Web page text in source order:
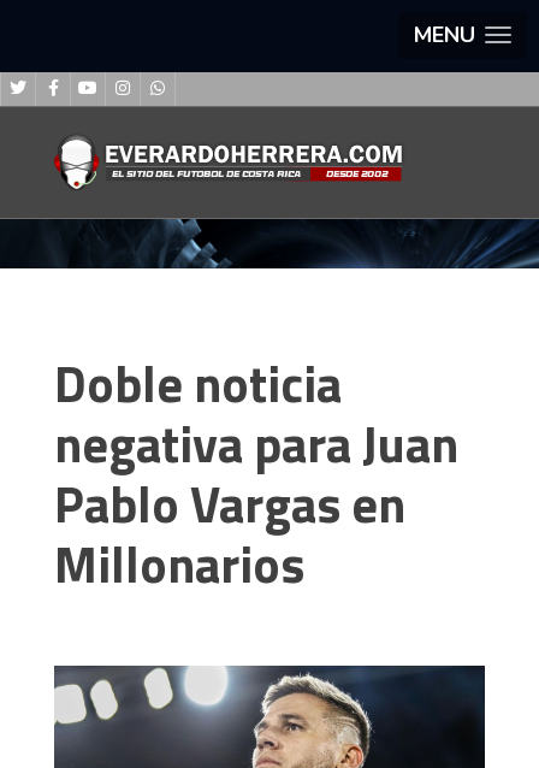
MENU
Doble noticia
negativa para Juan
Pablo Vargas en
Millonarios